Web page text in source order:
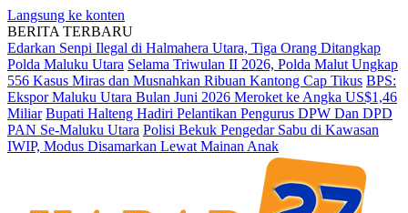
Langsung ke konten
BERITA TERBARU
Edarkan Senpi Ilegal di Halmahera Utara, Tiga Orang Ditangkap
Polda Maluku Utara Selama Triwulan II 2026, Polda Malut Ungkap
556 Kasus Miras dan Musnahkan Ribuan Kantong Cap Tikus BPS:
Ekspor Maluku Utara Bulan Juni 2026 Meroket ke Angka US$1,46
Miliar Bupati Halteng Hadiri Pelantikan Pengurus DPW Dan DPD
PAN Se-Maluku Utara Polisi Bekuk Pengedar Sabu di Kawasan
IWIP, Modus Disamarkan Lewat Mainan Anak